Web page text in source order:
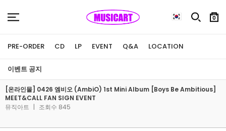
0
PRE-ORDER CD LP EVENT Q&A LOCATION
이벤트 공지
[온라인몰] 0426 엠비오 (AmbiO) 1st Mini Album [Boys Be Ambitious]
MEET&CALL FAN SIGN EVENT
뮤직아트 | 조회수 845